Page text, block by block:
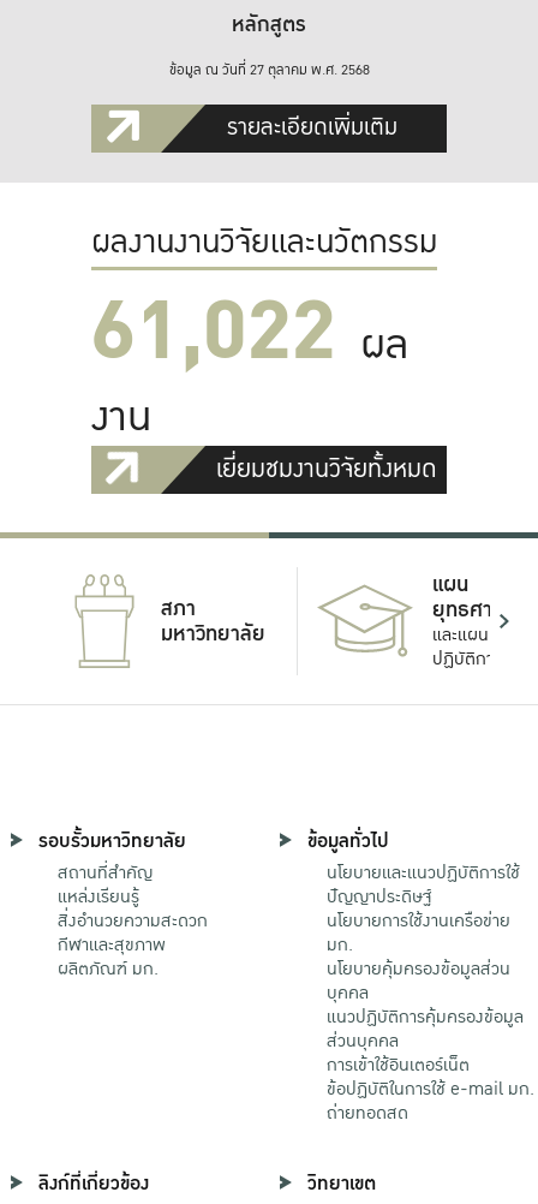
หลักสูตร
ข้อมูล ณ วันที่ 27 ตุลาคม พ.ศ. 2568
รายละเอียดเพิ่มเติม
ผลงานงานวิจัยและนวัตกรรม
61,022 ผล
งาน
เยี่ยมชมงานวิจัยทั้งหมด
สภา
มหาวิทยาลัย
แผน
ยุทธศาสตร์
และแผน
ปฏิบัติการ
รอบรั้วมหาวิทยาลัย
สถานที่สำคัญ
แหล่งเรียนรู้
สิ่งอำนวยความสะดวก
กีฬาและสุขภาพ
ผลิตภัณฑ์ มก.
ข้อมูลทั่วไป
นโยบายและแนวปฏิบัติการใช้
ปัญญาประดิษฐ์
นโยบายการใช้งานเครือข่าย
มก.
นโยบายคุ้มครองข้อมูลส่วน
บุคคล
แนวปฏิบัติการคุ้มครองข้อมูล
ส่วนบุคคล
การเข้าใช้อินเตอร์เน็ต
ข้อปฏิบัติในการใช้ e-mail มก.
ถ่ายทอดสด
ลิงก์ที่เกี่ยวข้อง วิทยาเขต